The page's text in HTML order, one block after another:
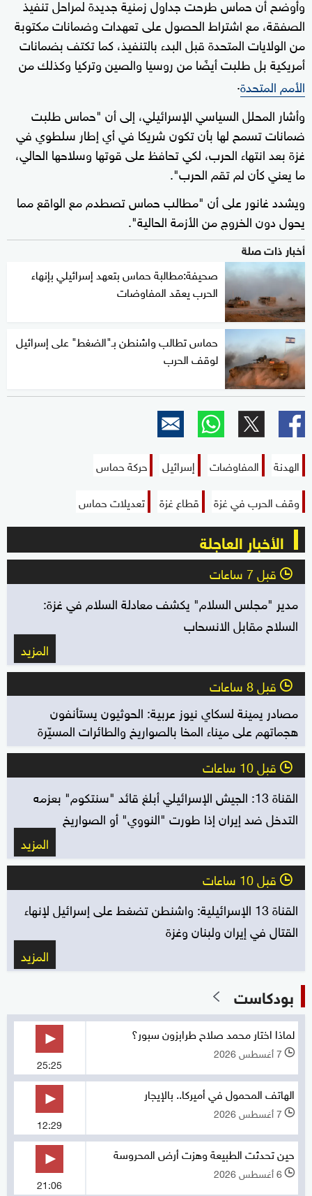
الصفقة، مع اشتراط الحصول على تعهدات وضمانات مكتوبة
من الولايات المتحدة قبل البدء بالتنفيذ، كما تكتف بضمانات
أمريكية بل طلبت أيضًا من روسيا والصين وتركيا وكذلك من
الأمم المتحدة.
وأشار المحلل السياسي الإسرائيلي، إلى أن "حماس طلبت
ضمانات تسمح لها بأن تكون شريكا في أي إطار سلطوي في
غزة بعد انتهاء الحرب، لكي تحافظ على قوتها وسلاحها الحالي،
ما يعني كأن لم تقم الحرب".
ويشدد غانور على أن "مطالب حماس تصطدم مع الواقع مما
يحول دون الخروج من الأزمة الحالية".
أخبار ذات صلة
صحيفة:مطالبة حماس بتعهد إسرائيلي بإنهاء
الحرب يعقد المفاوضات
حماس تطالب واشنطن بـ"الضغط" على إسرائيل
لوقف الحرب
الهدنة المفاوضات إسرائيل
حركة حماس
وقف الحرب في غزة
قطاع غزة تعديلات حماس
الأخبار العاجلة
l قبل 7 ساعات
مدير "مجلس السلام" يكشف معادلة السلام في غزة:
السلاح مقابل الانسحاب
المزيد
l قبل 8 ساعات
مصادر يمينة لسكاي نيوز عربية: الحوثيون يستأنفون
هجماتهم على ميناء المخا بالصواريخ والطائرات المسيّرة
l قبل 10 ساعات
القناة 13: الجيش الإسرائيلي أبلغ قائد "سنتكوم" بعزمه
التدخل ضد إيران إذا طورت "النووي" أو الصواريخ
المزيد
l قبل 10 ساعات
القناة 13 الإسرائيلية: واشنطن تضغط على إسرائيل لإنهاء
القتال في إيران ولبنان وغزة
المزيد
بودكاست
لماذا اختار محمد صلاح طرابزون سبور؟
l 7 أغسطس 2026
25:25
الهاتف المحمول في أميركا.. بالإيجار
l 7 أغسطس 2026
12:29
حين تحدثت الطبيعة وهزت أرض المحروسة
l 6 أغسطس 2026
21:06